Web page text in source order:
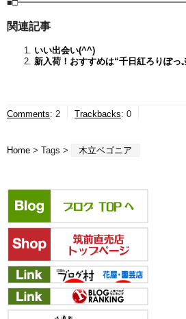
関連記事
いい出会い(^^)
新入荷！おすすめは“千日紅ろりぽっ
Comments: 2 Trackbacks: 0
Home > Tags > 木立ベゴニア